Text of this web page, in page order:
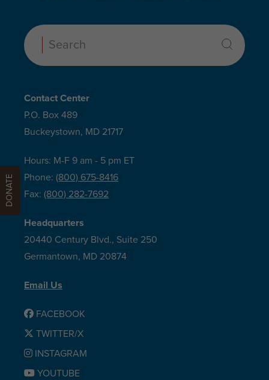
Search:
Contact Center
P.O. Box 489
Buckeystown, MD 21717
Hours: M-F 9 am - 5 pm ET
Phone: (800) 675-8416
Fax: (800) 282-7692
Headquarters
20440 Century Blvd., Suite 250
Germantown, MD 20874
Email Us
FACEBOOK
TWITTER/X
INSTAGRAM
YOUTUBE
DONATE